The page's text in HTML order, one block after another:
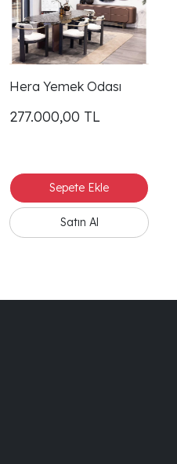
Hera Yemek Odası
277.000,00 TL